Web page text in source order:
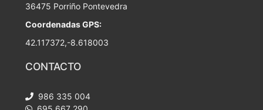
36475 Porriño Pontevedra
Coordenadas GPS:
42.117372,-8.618003
CONTACTO
986 335 004